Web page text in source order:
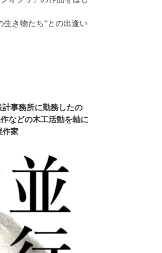
き物たち”との出逢い
事務所に勤務したの
などの木工活動を軸に
作家